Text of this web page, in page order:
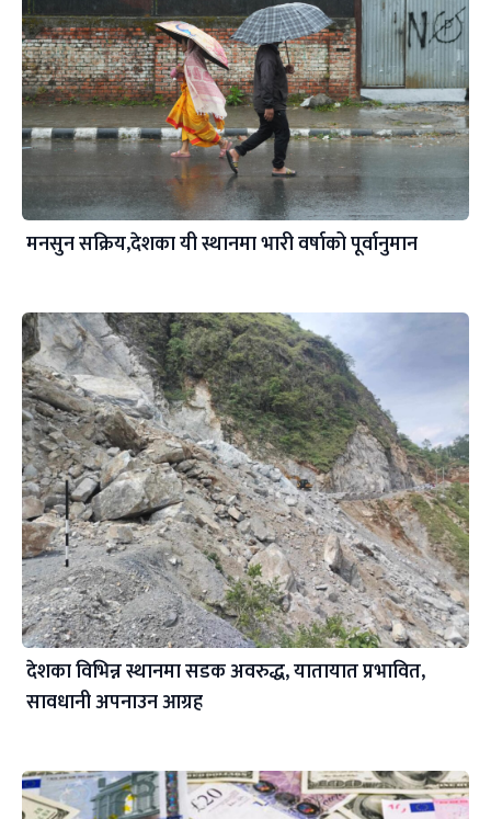
मनसुन सक्रिय,देशका यी स्थानमा भारी वर्षाको पूर्वानुमान
देशका विभिन्न स्थानमा सडक अवरुद्ध, यातायात प्रभावित,
सावधानी अपनाउन आग्रह